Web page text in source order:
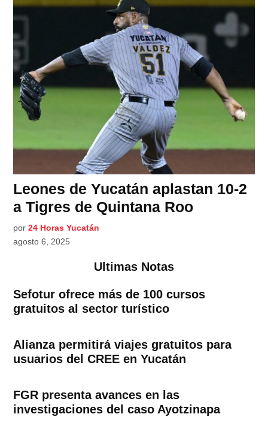
Leones de Yucatán aplastan 10-2
a Tigres de Quintana Roo
por 24 Horas Yucatán
agosto 6, 2025
Ultimas Notas
Sefotur ofrece más de 100 cursos
gratuitos al sector turístico
Alianza permitirá viajes gratuitos para
usuarios del CREE en Yucatán
FGR presenta avances en las
investigaciones del caso Ayotzinapa